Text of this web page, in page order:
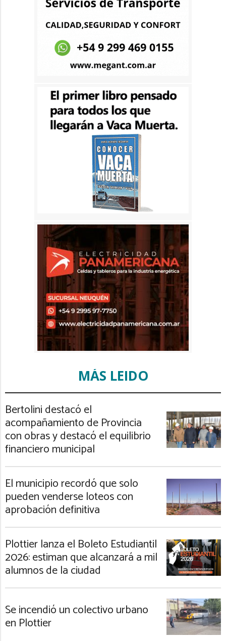
MÁS LEIDO
Bertolini destacó el
acompañamiento de Provincia
con obras y destacó el equilibrio
financiero municipal
El municipio recordó que solo
pueden venderse loteos con
aprobación definitiva
Plottier lanza el Boleto Estudiantil
2026: estiman que alcanzará a mil
alumnos de la ciudad
Se incendió un colectivo urbano
en Plottier